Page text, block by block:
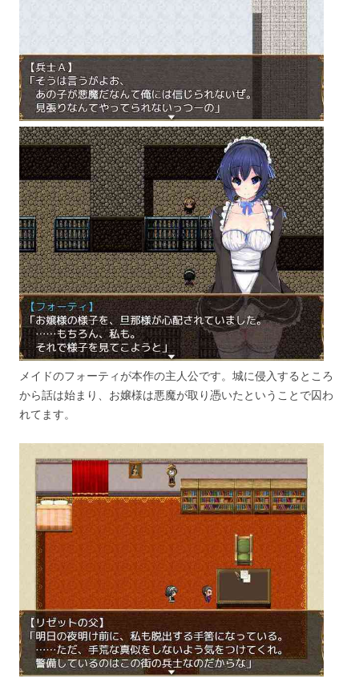
メイドのフォーティが本作の主人公です。城に侵入するところ
から話は始まり、お嬢様は悪魔が取り憑いたということで囚わ
れてます。